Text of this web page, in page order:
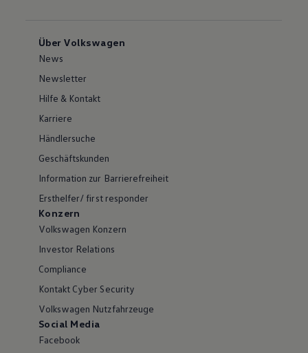
Über Volkswagen
News
Newsletter
Hilfe & Kontakt
Karriere
Händlersuche
Geschäftskunden
Information zur Barrierefreiheit
Ersthelfer/ first responder
Konzern
Volkswagen Konzern
Investor Relations
Compliance
Kontakt Cyber Security
Volkswagen Nutzfahrzeuge
Social Media
Facebook